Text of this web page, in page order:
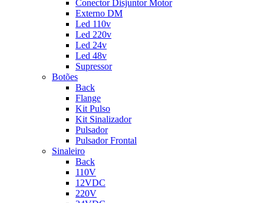
Conector Disjuntor Motor
Externo DM
Led 110v
Led 220v
Led 24v
Led 48v
Supressor
Botões
Back
Flange
Kit Pulso
Kit Sinalizador
Pulsador
Pulsador Frontal
Sinaleiro
Back
110V
12VDC
220V